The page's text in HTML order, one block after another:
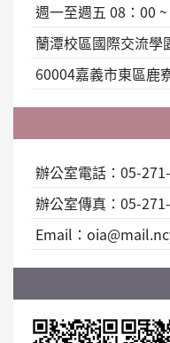
週一至週五 08：00
蘭潭校區國際交流學
60004嘉義市東區鹿
辦公室電話：05-
辦公室傳真：05-
Email：